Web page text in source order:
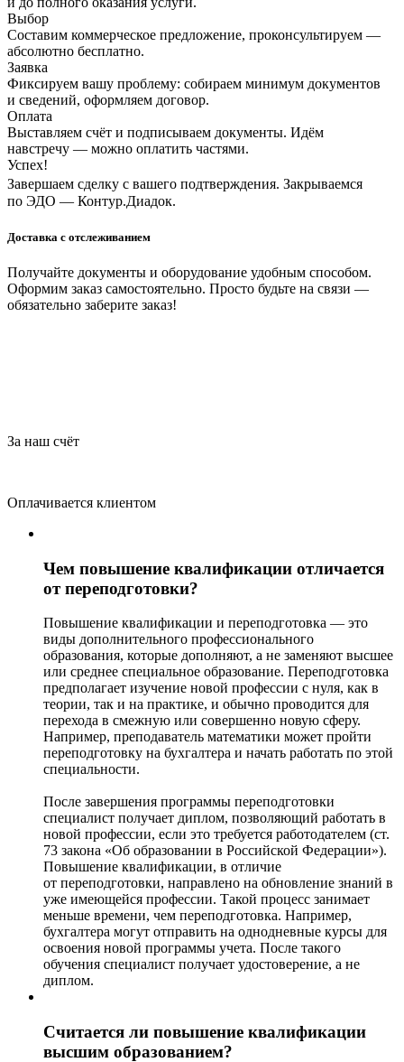
Выбор
Составим коммерческое предложение, проконсультируем —
абсолютно бесплатно.
Заявка
Фиксируем вашу проблему: собираем минимум документов
и сведений, оформляем договор.
Оплата
Выставляем счёт и подписываем документы. Идём
навстречу — можно оплатить частями.
Успех!
Завершаем сделку с вашего подтверждения. Закрываемся
по ЭДО — Контур.Диадок.
Доставка с отслеживанием
Получайте документы и оборудование удобным способом.
Оформим заказ самостоятельно. Просто будьте на связи —
обязательно заберите заказ!
За наш счёт
Оплачивается клиентом
Чем повышение квалификации отличается
от переподготовки?
Повышение квалификации и переподготовка — это
виды дополнительного профессионального
образования, которые дополняют, а не заменяют высшее
или среднее специальное образование. Переподготовка
предполагает изучение новой профессии с нуля, как в
теории, так и на практике, и обычно проводится для
перехода в смежную или совершенно новую сферу.
Например, преподаватель математики может пройти
переподготовку на бухгалтера и начать работать по этой
специальности.
После завершения программы переподготовки
специалист получает диплом, позволяющий работать в
новой профессии, если это требуется работодателем (ст.
73 закона «Об образовании в Российской Федерации»).
Повышение квалификации, в отличие
от переподготовки, направлено на обновление знаний в
уже имеющейся профессии. Такой процесс занимает
меньше времени, чем переподготовка. Например,
бухгалтера могут отправить на однодневные курсы для
освоения новой программы учета. После такого
обучения специалист получает удостоверение, а не
диплом.
Считается ли повышение квалификации
высшим образованием?